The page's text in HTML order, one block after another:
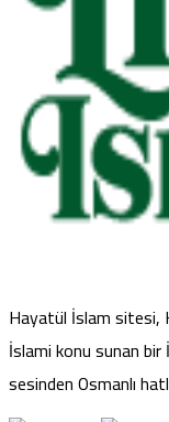
Hayatül İslam sitesi,
İslami konu sunan bir
sesinden Osmanlı